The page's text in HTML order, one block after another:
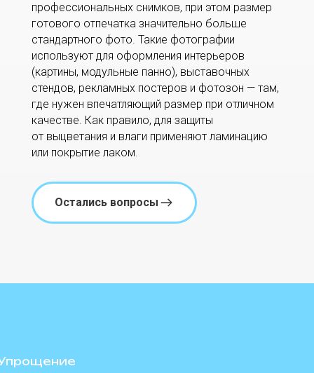
профессиональных снимков, при этом размер
готового отпечатка значительно больше
стандартного фото. Такие фотографии
используют для оформления интерьеров
(картины, модульные панно), выставочных
стендов, рекламных постеров и фотозон — там,
где нужен впечатляющий размер при отличном
качестве. Как правило, для защиты
от выцветания и влаги применяют ламинацию
или покрытие лаком.
Остались вопросы